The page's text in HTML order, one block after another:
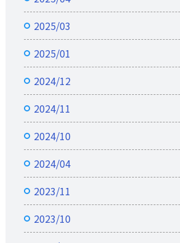
2025/03
2025/01
2024/12
2024/11
2024/10
2024/04
2023/11
2023/10